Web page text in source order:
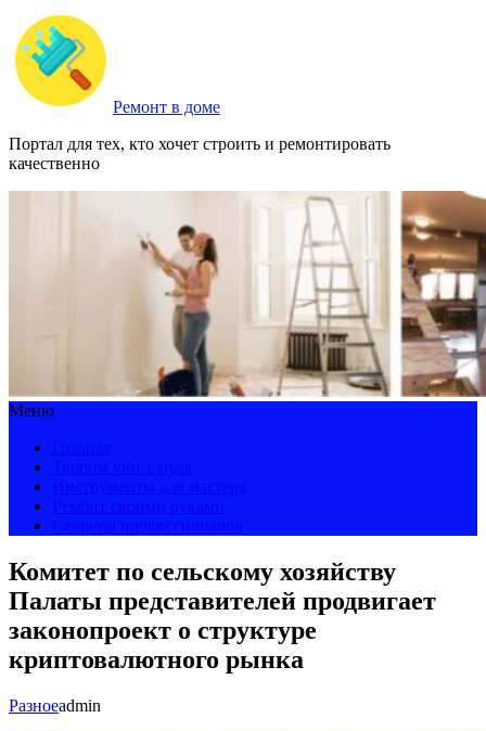
Ремонт в доме
Портал для тех, кто хочет строить и ремонтировать
качественно
Меню
Комитет по сельскому хозяйству
Палаты представителей продвигает
законопроект о структуре
криптовалютного рынка
Разноеadmin